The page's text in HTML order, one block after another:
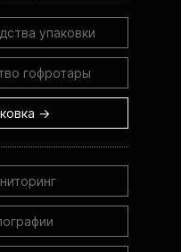
упаковки
гофротары
→